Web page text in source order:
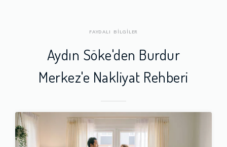
FAYDALI BİLGİLER
Aydın Söke'den Burdur
Merkez'e Nakliyat Rehberi